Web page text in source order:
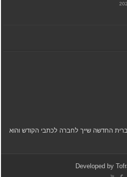
החדשה שייך לחברה לכתבי הקודש והוא
Developed by